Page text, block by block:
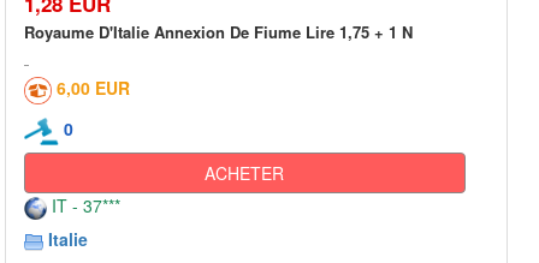
Royaume D'Italie Annexion De Fiume Lire 1,75 + 1 N
6,00 EUR
0
ACHETER
IT - 37***
Italie